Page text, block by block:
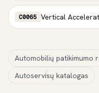
C0065 Vertical
Automobilių patikimumo
Autoservisų katalogas